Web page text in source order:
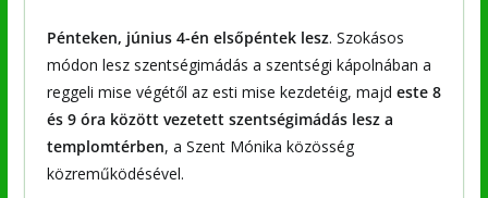
Pénteken, június 4-én elsőpéntek lesz. Szokásos
módon lesz szentségimádás a szentségi kápolnában a
reggeli mise végétől az esti mise kezdetéig, majd este 8
és 9 óra között vezetett szentségimádás lesz a
templomtérben, a Szent Mónika közösség
közreműködésével.